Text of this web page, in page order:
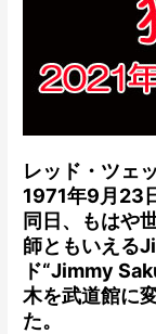
レッド・ツェ
1971年9月23
同日、もはや
師ともいえる
ド“Jimmy
木を武道館に
た。